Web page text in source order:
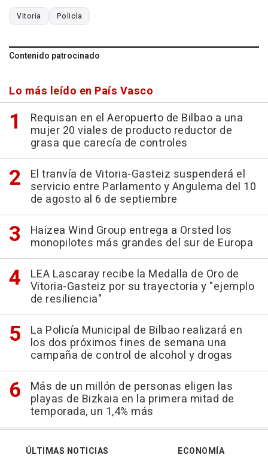
Vitoria Policía
Contenido patrocinado
Lo más leído en País Vasco
Requisan en el Aeropuerto de Bilbao a una
mujer 20 viales de producto reductor de
grasa que carecía de controles
El tranvía de Vitoria-Gasteiz suspenderá el
servicio entre Parlamento y Angulema del 10
de agosto al 6 de septiembre
Haizea Wind Group entrega a Orsted los
monopilotes más grandes del sur de Europa
LEA Lascaray recibe la Medalla de Oro de
Vitoria-Gasteiz por su trayectoria y "ejemplo
de resiliencia"
La Policía Municipal de Bilbao realizará en
los dos próximos fines de semana una
campaña de control de alcohol y drogas
Más de un millón de personas eligen las
playas de Bizkaia en la primera mitad de
temporada, un 1,4% más
ÚLTIMAS NOTICIAS
ECONOMÍA